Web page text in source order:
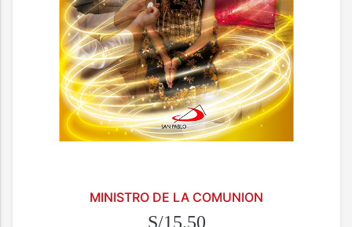
MINISTRO DE LA COMUNION
S/15.50